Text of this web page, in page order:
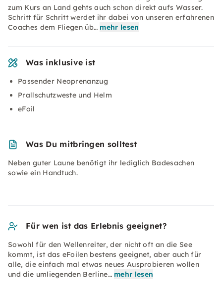
zum Kurs an Land gehts auch schon direkt aufs Wasser.
Schritt für Schritt werdet ihr dabei von unseren erfahrenen
Coaches dem Fliegen üb… mehr lesen
Was inklusive ist
Passender Neoprenanzug
Prallschutzweste und Helm
eFoil
Was Du mitbringen solltest
Neben guter Laune benötigt ihr lediglich Badesachen
sowie ein Handtuch.
Für wen ist das Erlebnis geeignet?
Sowohl für den Wellenreiter, der nicht oft an die See
kommt, ist das eFoilen bestens geeignet, aber auch für
alle, die einfach mal etwas neues Ausprobieren wollen
und die umliegenden Berline… mehr lesen